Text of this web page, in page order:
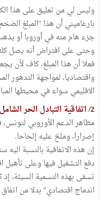
وليس لي من تعليق على هذا
بارغاميني أن هذا "المبلغ
جزء هام منه في أوروبا أو
وحتى على افتراض أنه يصل
فعلا أن هذا المبلغ، كاف لأن
واقتصاديا، لمواجهة التدهور
الاقليمي سواء في محيطها
2/ اتفاقية التبادل الحر الشامل والمعمق:
مظاهر الدعم الأوروبي
إصرارا، وملحّ عليه إلحاحا.
إن هذه الاتفاقية بالنسبة
دفع التشغيل فيها وعلى
تسمّى بهذه التسمية السيئة،
اندماج اقتصادي" بدلا من